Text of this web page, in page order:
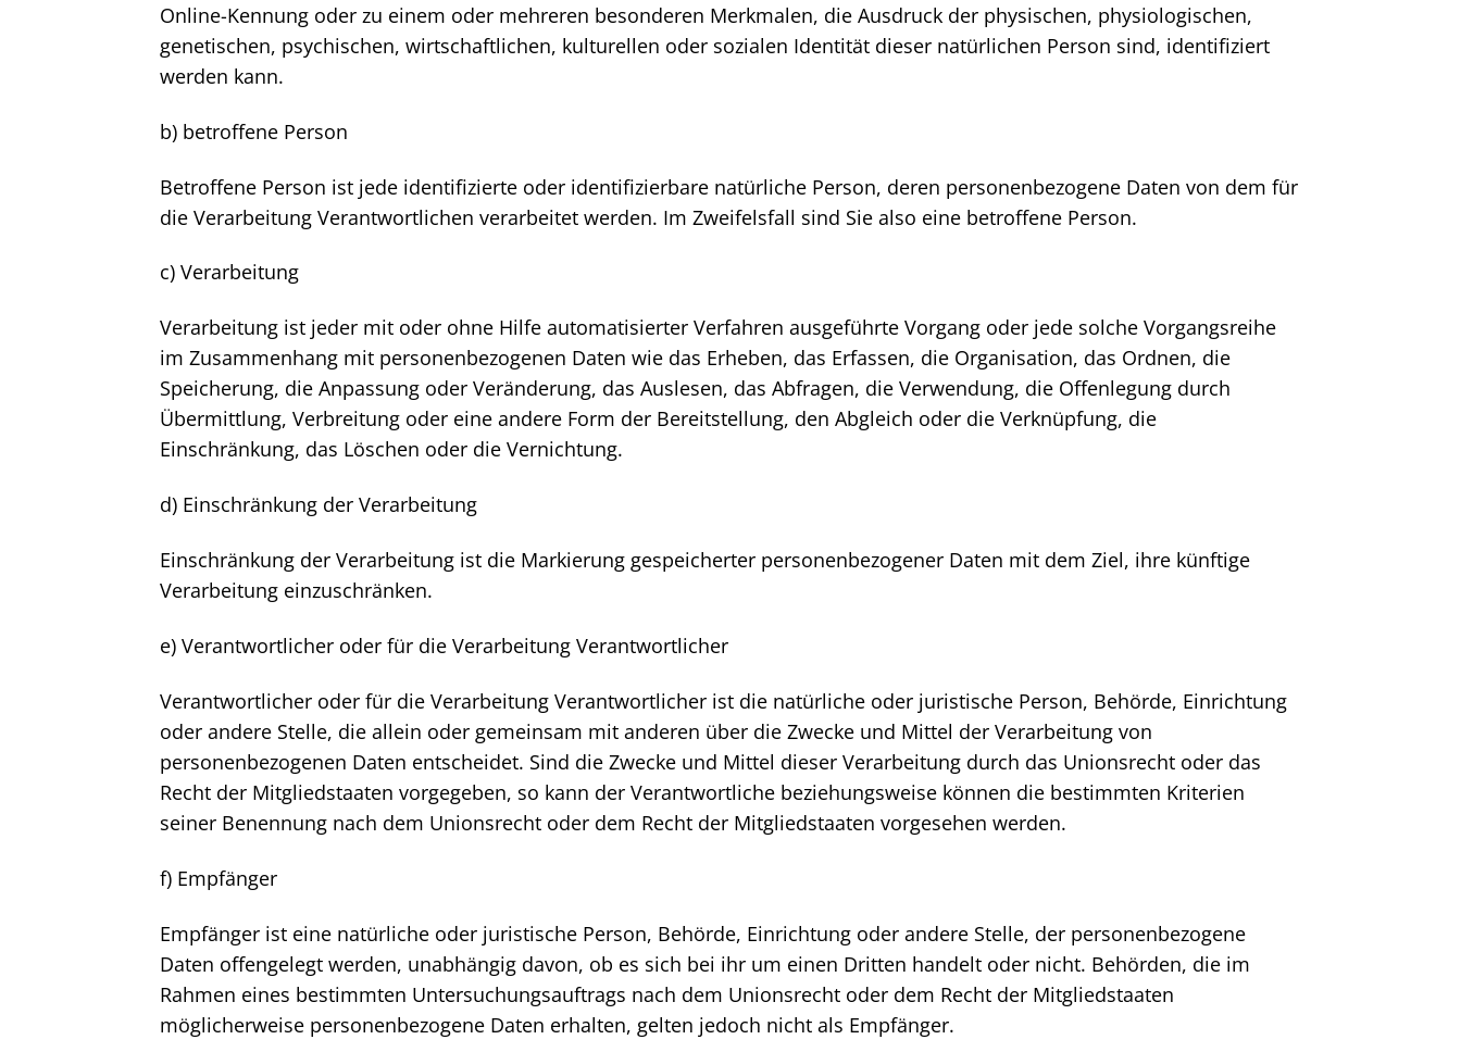
Online-Kennung oder zu einem oder mehreren besonderen Merkmalen, die Ausdruck der physischen, physiologischen,
genetischen, psychischen, wirtschaftlichen, kulturellen oder sozialen Identität dieser natürlichen Person sind, identifiziert
werden kann.
b) betroffene Person
Betroffene Person ist jede identifizierte oder identifizierbare natürliche Person, deren personenbezogene Daten von dem für
die Verarbeitung Verantwortlichen verarbeitet werden. Im Zweifelsfall sind Sie also eine betroffene Person.
c) Verarbeitung
Verarbeitung ist jeder mit oder ohne Hilfe automatisierter Verfahren ausgeführte Vorgang oder jede solche Vorgangsreihe
im Zusammenhang mit personenbezogenen Daten wie das Erheben, das Erfassen, die Organisation, das Ordnen, die
Speicherung, die Anpassung oder Veränderung, das Auslesen, das Abfragen, die Verwendung, die Offenlegung durch
Übermittlung, Verbreitung oder eine andere Form der Bereitstellung, den Abgleich oder die Verknüpfung, die
Einschränkung, das Löschen oder die Vernichtung.
d) Einschränkung der Verarbeitung
Einschränkung der Verarbeitung ist die Markierung gespeicherter personenbezogener Daten mit dem Ziel, ihre künftige
Verarbeitung einzuschränken.
e) Verantwortlicher oder für die Verarbeitung Verantwortlicher
Verantwortlicher oder für die Verarbeitung Verantwortlicher ist die natürliche oder juristische Person, Behörde, Einrichtung
oder andere Stelle, die allein oder gemeinsam mit anderen über die Zwecke und Mittel der Verarbeitung von
personenbezogenen Daten entscheidet. Sind die Zwecke und Mittel dieser Verarbeitung durch das Unionsrecht oder das
Recht der Mitgliedstaaten vorgegeben, so kann der Verantwortliche beziehungsweise können die bestimmten Kriterien
seiner Benennung nach dem Unionsrecht oder dem Recht der Mitgliedstaaten vorgesehen werden.
f) Empfänger
Empfänger ist eine natürliche oder juristische Person, Behörde, Einrichtung oder andere Stelle, der personenbezogene
Daten offengelegt werden, unabhängig davon, ob es sich bei ihr um einen Dritten handelt oder nicht. Behörden, die im
Rahmen eines bestimmten Untersuchungsauftrags nach dem Unionsrecht oder dem Recht der Mitgliedstaaten
möglicherweise personenbezogene Daten erhalten, gelten jedoch nicht als Empfänger.